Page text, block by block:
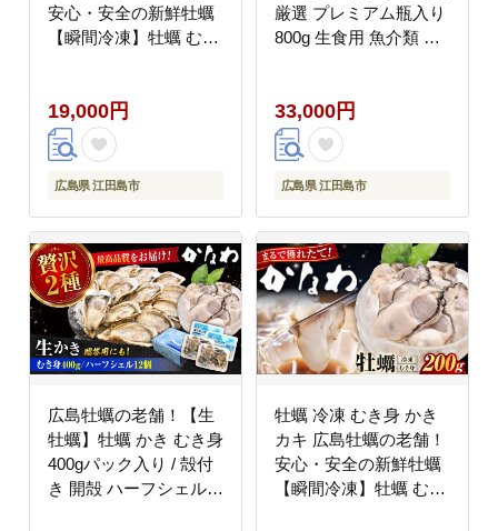
安心・安全の新鮮牡蠣
【瞬間冷凍】牡蠣 むき
田島市/株式会社かなわ
[XBP054] 牡蠣
19,000円
広島県 江田島市
厳選 プレミアム瓶入り
800g 生食用 魚介類 海
[XBP007] 牡蠣
33,000円
広島県 江田島市
広島牡蠣の老舗！【生
牡蠣】牡蠣 かき むき身
400gパック入り / 殻付
き 開殻 ハーフシェルオ
牡蠣 冷凍 むき身 かき
カキ 広島牡蠣の老舗！
安心・安全の新鮮牡蠣
【瞬間冷凍】牡蠣 むき